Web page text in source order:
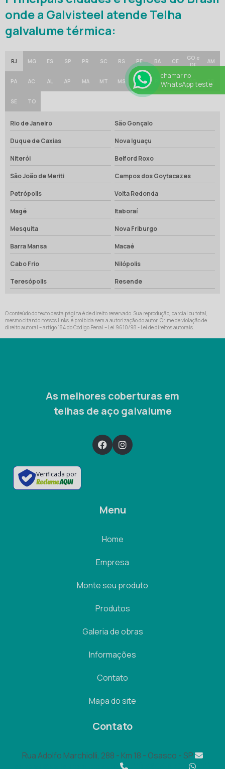
onde a Galvisteel atende Telha
galvalume térmica:
RJ MG ES SP PR SC RS PE BA CE
GO e
DF
AM
PA AC AL AP MA MT MS PB RN RO RR
SE TO
Rio de Janeiro São Gonçalo
Duque de Caxias Nova Iguaçu
Niterói Belford Roxo
São João de Meriti Campos dos Goytacazes
Petrópolis Volta Redonda
Magé Itaboraí
Mesquita Nova Friburgo
Barra Mansa Macaé
Cabo Frio Nilópolis
Teresópolis Resende
O conteúdo do texto desta página é de direito reservado. Sua reprodução, parcial ou total,
mesmo citando nossos links, é proibida sem a autorização do autor. Crime de violação de
direito autoral – artigo 184 do Código Penal – Lei 9610/98 - Lei de direitos autorais.
As melhores coberturas em
telhas de aço galvalume
Verificada por
Menu
Home
Empresa
Monte seu produto
Produtos
Galeria de obras
Informações
Contato
Mapa do site
Contato
Rua Adolfo Marchiolli, 288 - Km 18 - Osasco - SP
chamar no
WhatsApp teste